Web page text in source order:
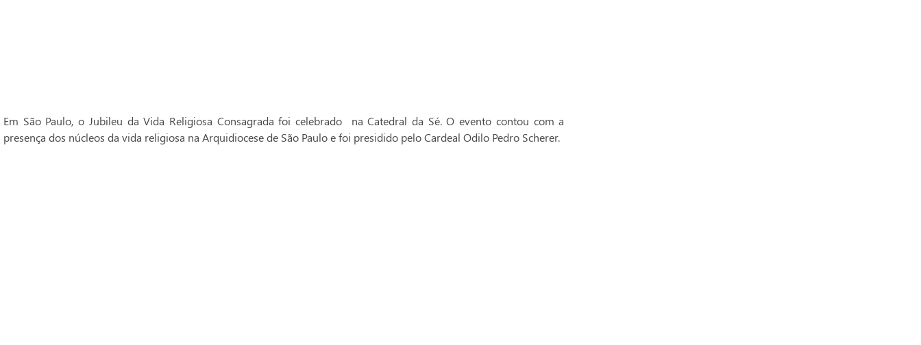
Em São Paulo, o Jubileu da Vida Religiosa Consagrada foi celebrado na Catedral da Sé. O evento contou com a
presença dos núcleos da vida religiosa na Arquidiocese de São Paulo e foi presidido pelo Cardeal Odilo Pedro Scherer.